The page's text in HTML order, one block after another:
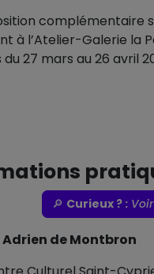
complémentaire
à l’Atelier-Galerie la
du 27 mars au 26 avril
🔎 Curieux ? :
Adrien de Montbron